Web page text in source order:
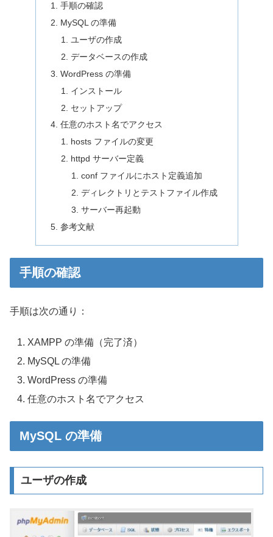
手順の確認
MySQL の準備
ユーザの作成
データベースの作成
WordPress の準備
インストール
セットアップ
任意のホスト名でアクセス
hosts ファイルの変更
httpd サーバー定義
conf ファイルにホスト定義追加
ディレクトリとテストファイル作成
サーバー再起動
参考文献
手順の確認
手順は次の通り：
XAMPP の準備（完了済）
MySQL の準備
WordPress の準備
任意のホスト名でアクセス
MySQL の準備
ユーザの作成